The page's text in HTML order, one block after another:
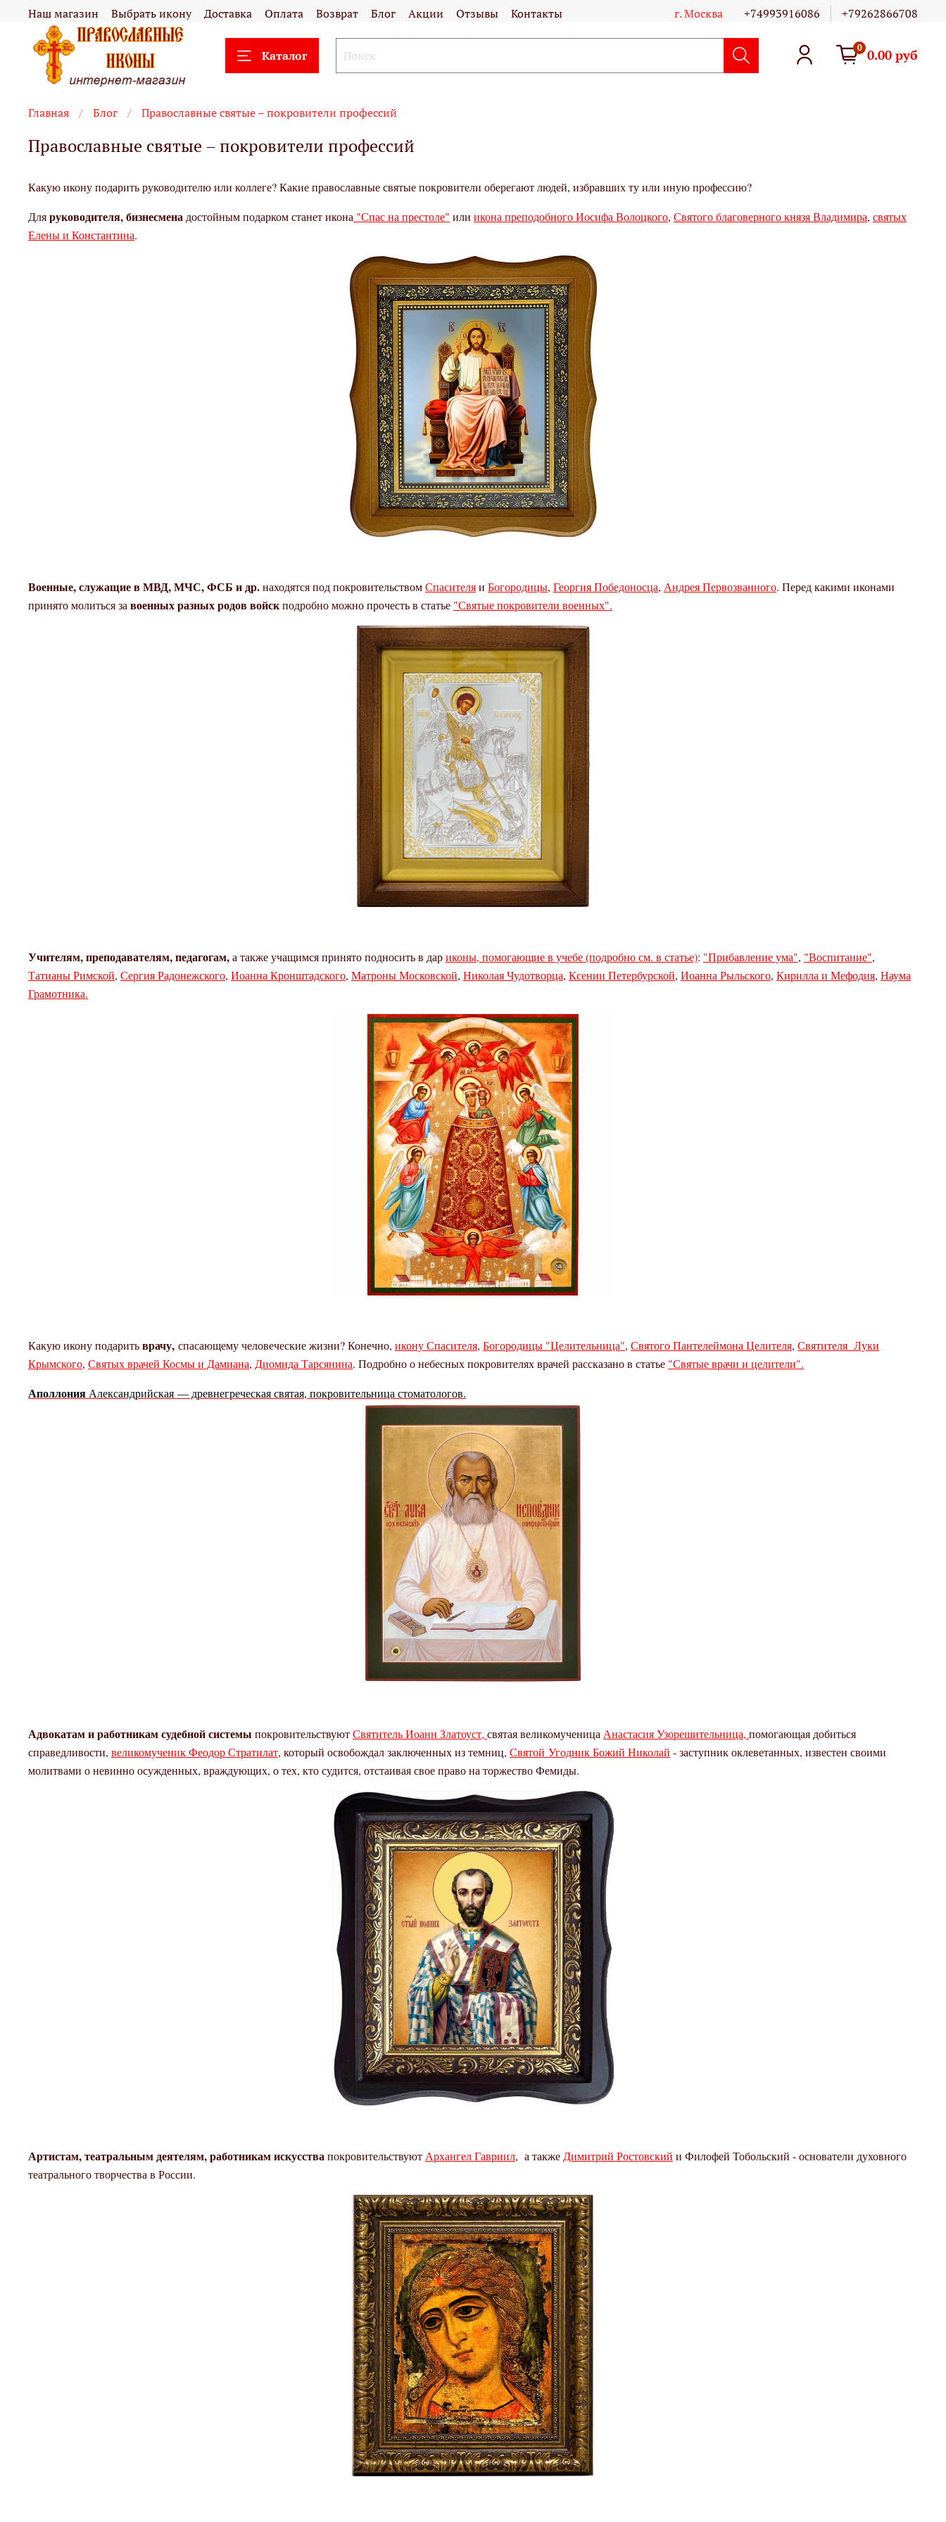
Наш магазин Выбрать икону Доставка Оплата Возврат Блог Акции Отзывы Контакты г. Москва +74993916086 +79262866708
Каталог
0 0.00 руб
Главная Блог Православные святые – покровители профессий
Православные святые – покровители профессий
Какую икону подарить руководителю или коллеге? Какие православные святые покровители оберегают людей, избравших ту или иную профессию?
Дляруководителя, бизнесмена достойным подарком станет икона "Спас на престоле" или икона преподобного Иосифа Волоцкого, Святого благоверного князя Владимира, святых
Елены и Константина.
Военные, служащие в МВД, МЧС, ФСБ и др.находятся под покровительствомСпасителяи Богородицы, Георгия Победоносца, Андрея Первозванного. Перед какими иконами
принято молиться за военных разных родов войскподробно можно прочесть в статье "Святые покровители военных".
Учителям, преподавателям, педагогам,а также учащимся принято подносить в дариконы, помогающие в учебе (подробно см. в статье): "Прибавление ума", "Воспитание",
Татианы Римской, Сергия Радонежского, Иоанна Кронштадского, Матроны Московской, Николая Чудотворца, Ксении Петербурской, Иоанна Рыльского, Кирилла и Мефодия, Наума
Грамотника.
Какую икону подаритьврачу, спасающему человеческие жизни? Конечно, икону Спасителя, Богородицы "Целительница", Святого Пантелеймона Целителя, Святителя Луки
Крымского, Святых врачей Космы и Дамиана, Диомида Тарсянина. Подробно о небесных покровителях врачей рассказано в статье "Святые врачи и целители".
Аполлония Александрийская — древнегреческая святая, покровительница стоматологов.
Адвокатам и работникам судебной системы покровительствуютСвятитель Иоанн Златоуст, святая великомученица Анастасия Узорешительница, помогающая добиться
справедливости, великомученик Феодор Стратилат, который освобождал заключенных из темниц, Святой Угодник Божий Николай - заступник оклеветанных, известен своими
молитвами о невинно осужденных, враждующих, о тех, кто судится, отстаивая свое право на торжество Фемиды.
Артистам, театральным деятелям, работникам искусствапокровительствуют Архангел Гавриил, а также Димитрий Ростовский и Филофей Тобольский - основатели духовного
театрального творчества в России.